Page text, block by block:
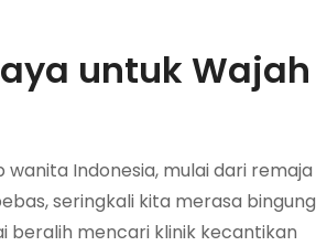
untuk Wajah
Indonesia, mulai dari remaja
seringkali kita merasa bingung
beralih mencari klinik kecantikan